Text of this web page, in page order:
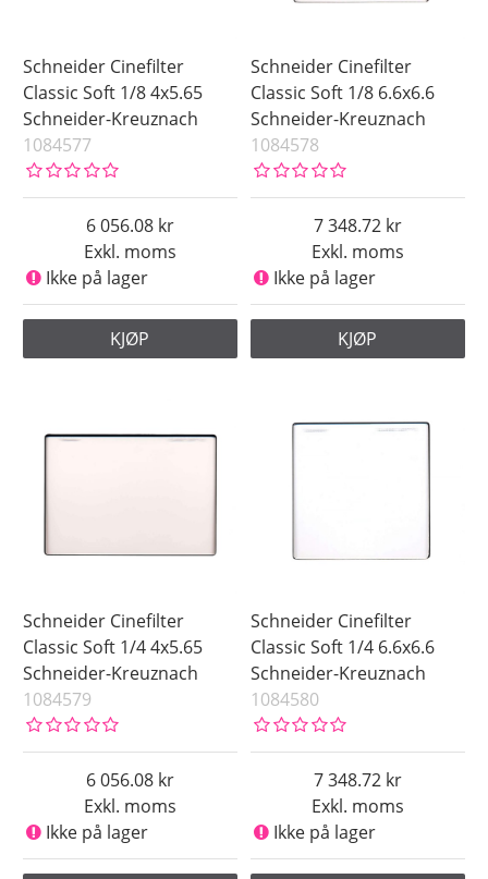
Schneider Cinefilter
Classic Soft 1/8 4x5.65
Schneider-Kreuznach
1084577
Exkl. moms
6 056.08
Ikke på lager
KJØP
Schneider Cinefilter
Classic Soft 1/8 6.6x6.6
Schneider-Kreuznach
1084578
Exkl. moms
7 348.72
Ikke på lager
KJØP
Schneider Cinefilter
Classic Soft 1/4 4x5.65
Schneider-Kreuznach
1084579
Exkl. moms
6 056.08
Ikke på lager
Schneider Cinefilter
Classic Soft 1/4 6.6x6.6
Schneider-Kreuznach
1084580
Exkl. moms
7 348.72
Ikke på lager